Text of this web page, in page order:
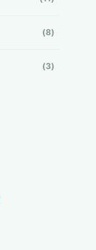
(8)
(3)